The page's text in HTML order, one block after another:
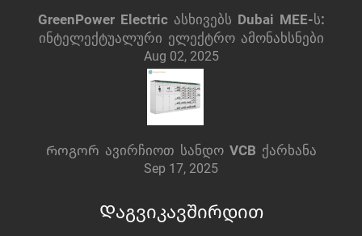
GreenPower Electric ასხივებს Dubai MEE-ს:
ინტელექტუალური ელექტრო ამონახსნები
Aug 02, 2025
Როგორ ავირჩიოთ სანდო VCB ქარხანა
Sep 17, 2025
Დაგვიკავშირდით